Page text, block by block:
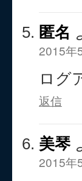
匿名
2015年
ログ
返信
美琴
2015年